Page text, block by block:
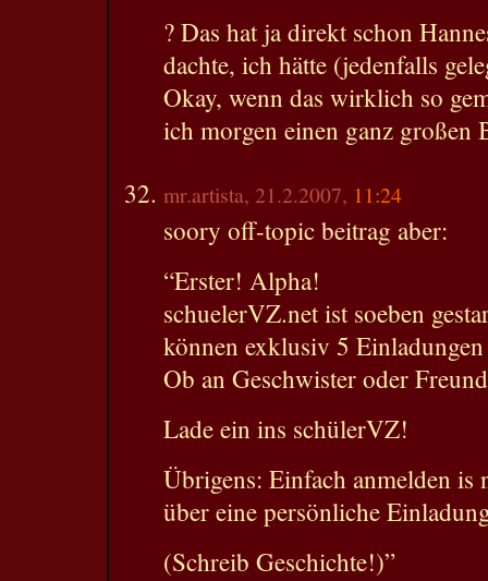
? Das hat ja direkt schon
dachte, ich hätte (jedenfalls
Okay, wenn das wirklich so
ich morgen einen ganz großen
mr.artista, 21.2.2007, 11:24
soory off-topic beitrag aber:
“Erster! Alpha!
schuelerVZ.net ist soeben
können exklusiv 5 Einladungen
Ob an Geschwister oder
Lade ein ins schülerVZ!
Übrigens: Einfach anmelden
über eine persönliche
(Schreib Geschichte!)”